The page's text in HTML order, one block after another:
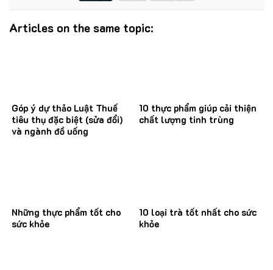
Articles on the same topic:
Góp ý dự thảo Luật Thuế
tiêu thụ đặc biệt (sửa đổi)
và ngành đồ uống
10 thực phẩm giúp cải thiện
chất lượng tinh trùng
Những thực phẩm tốt cho
sức khỏe
10 loại trà tốt nhất cho sức
khỏe